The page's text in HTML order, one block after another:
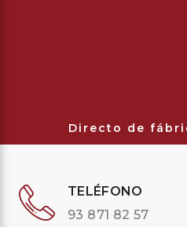
Directo de
TELÉFONO
93 871 82 57